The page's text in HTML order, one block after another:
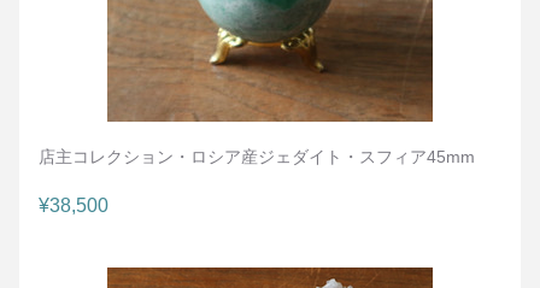
店主コレクション・ロシア産ジェダイト・スフィア45mm
¥38,500